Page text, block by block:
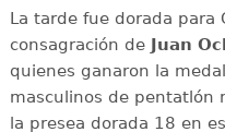
La tarde fue dorada para
consagración de Juan
quienes ganaron la
masculinos de pentatlón
la presea dorada 18 en